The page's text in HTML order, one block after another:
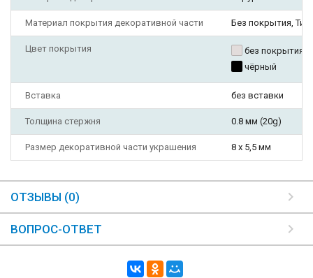
Материал покрытия декоративной части Без покрытия,
Цвет покрытия
без покрытия
чёрный
Вставка без вставки
Толщина стержня 0.8 мм (20g)
Размер декоративной части украшения 8 х 5,5 мм
ОТЗЫВЫ (0)
ВОПРОС-ОТВЕТ